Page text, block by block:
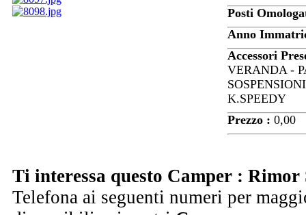
Posti
Anno
Accessori
VERANDA -
K.SPEEDY
Prezzo : 0,00
Ti interessa questo Camper : Rimor
Telefona ai seguenti numeri per